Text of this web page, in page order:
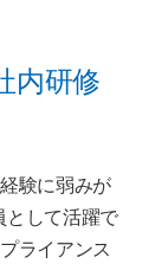
内研修
験に弱みが
として活躍で
ライアンス